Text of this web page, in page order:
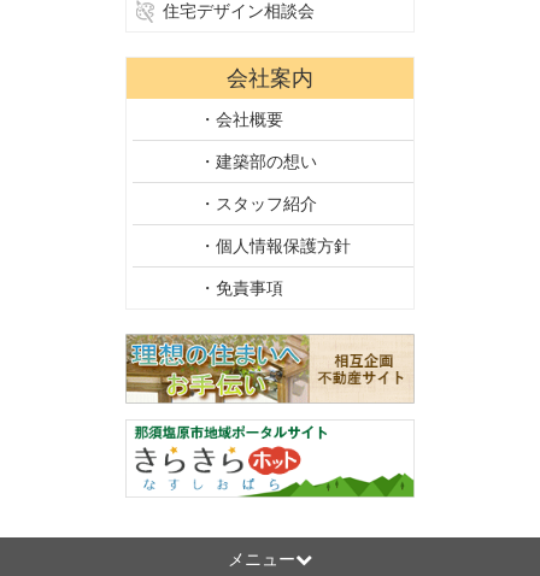
住宅デザイン相談会
会社案内
・会社概要
・建築部の想い
・スタッフ紹介
・個人情報保護方針
・免責事項
メニュー